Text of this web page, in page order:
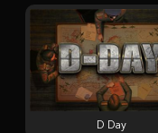
D Day